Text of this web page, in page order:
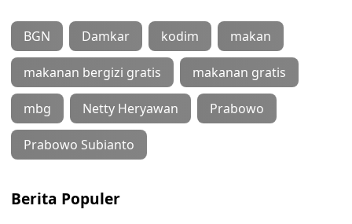
BGN Damkar kodim makan
makanan bergizi gratis makanan gratis
mbg Netty Heryawan Prabowo
Prabowo Subianto
Berita Populer